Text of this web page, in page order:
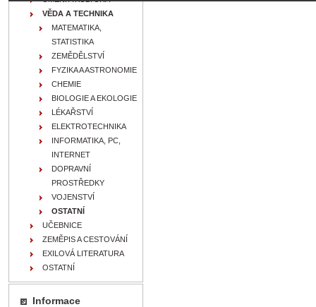
VĚDA A TECHNIKA
MATEMATIKA,
STATISTIKA
ZEMĚDĚLSTVÍ
FYZIKA A ASTRONOMIE
CHEMIE
BIOLOGIE A EKOLOGIE
LÉKAŘSTVÍ
ELEKTROTECHNIKA
INFORMATIKA, PC,
INTERNET
DOPRAVNÍ
PROSTŘEDKY
VOJENSTVÍ
OSTATNÍ
UČEBNICE
ZEMĚPIS A CESTOVÁNÍ
EXILOVÁ LITERATURA
OSTATNÍ
Informace